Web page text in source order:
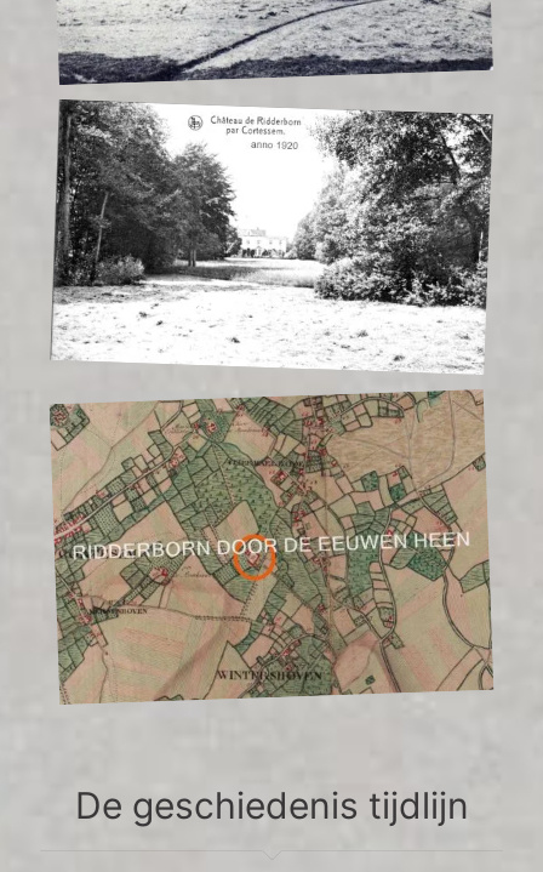
De geschiedenis tijdlijn